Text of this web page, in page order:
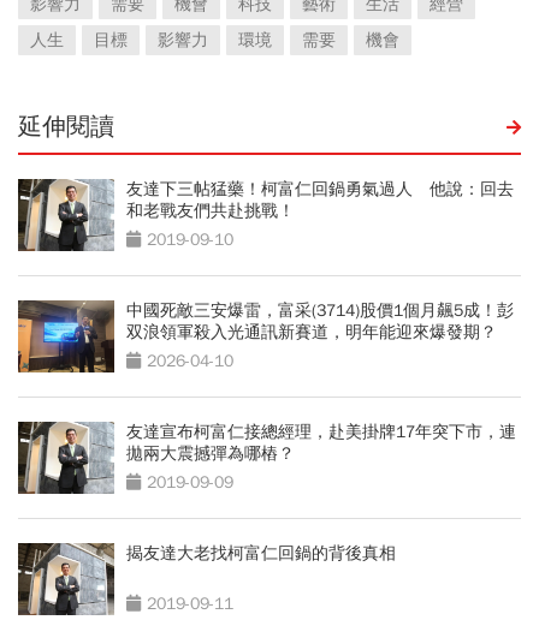
人生
目標 影響力 環境 需要 機會
延伸閱讀
友達下三帖猛藥！柯富仁回鍋勇氣過人 他說：回去
和老戰友們共赴挑戰！
2019-09-10
中國死敵三安爆雷，富采(3714)股價1個月飆5成！彭
双浪領軍殺入光通訊新賽道，明年能迎來爆發期？
2026-04-10
友達宣布柯富仁接總經理，赴美掛牌17年突下市，連
拋兩大震撼彈為哪樁？
2019-09-09
揭友達大老找柯富仁回鍋的背後真相
2019-09-11